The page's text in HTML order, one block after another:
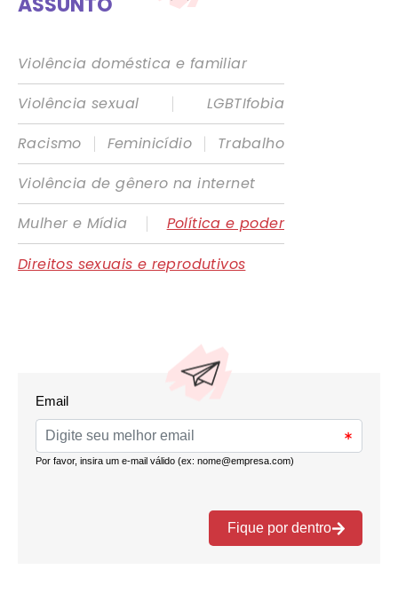
Violência doméstica e familiar
Violência sexual
|
LGBTIfobia
Racismo
| Feminicídio |
Trabalho
Violência de gênero na internet
Mulher e Mídia
|
Política e poder
Direitos sexuais e reprodutivos